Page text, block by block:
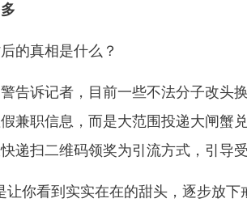
真相是什么？
诉记者，目前一些不法分子改头
兼职信息，而是大范围投递大闸蟹
递扫二维码领奖为引流方式，引导
你看到实实在在的甜头，逐步放下